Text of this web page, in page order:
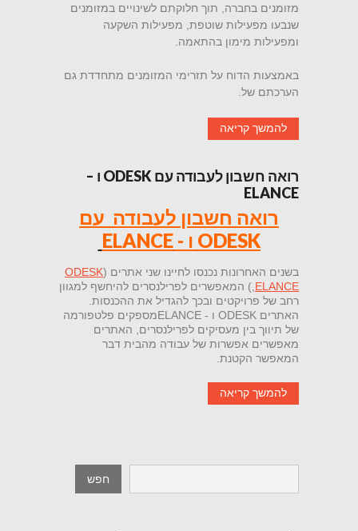
מזומנים בחברה, תוך חלוקתם לשינויים במזומנים
שנבעו מפעילות שוטפת, מפעילות השקעה
ומפעילות מימון בהתאמה.
באמצעות הדוח על תזרימי המזומנים מתחדדת גם
הערכתם של.
להמשך קריאה
רואה חשבון לעבודה עם ODESK ו –
ELANCE
רואה חשבון לעבודה עם
ODESK ו - ELANCE
בשנים האחרונות נכנסו לחיינו שני אתרים (ODESK
ELANCE ) המאפשרים לפרילנסרים להיחשף למגוון
רחב של פרויקטים ובכך להגדיל את ההכנסות.
האתרים ODESK ו - ELANCEמספקים פלטפורמה
של תיווך בין מעסיקים לפרילנסרים, האתרים
מאפשרים אפשרות של עבודה מהבית דבר
המאפשר הקטנת.
להמשך קריאה